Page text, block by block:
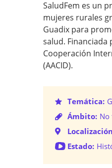
SaludFem es un
mujeres rurales
Guadix para
salud. Financiada
Cooperación
(AACID).
Temática:
Ámbito: No
Estado: